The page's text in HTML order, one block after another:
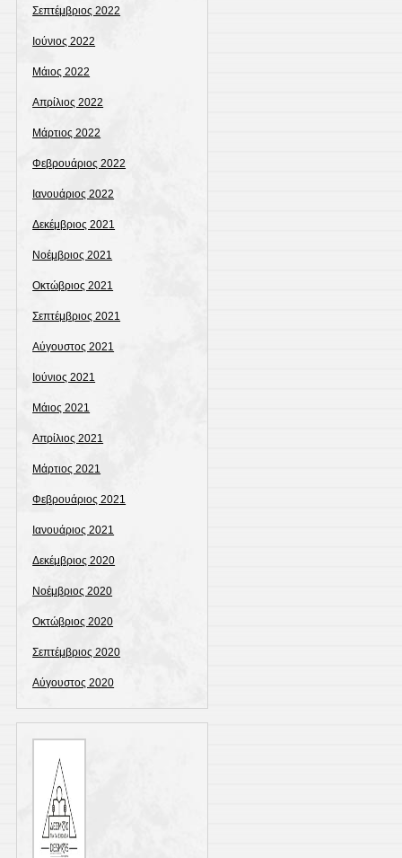
Σεπτέμβριος 2022
Ιούνιος 2022
Μάιος 2022
Απρίλιος 2022
Μάρτιος 2022
Φεβρουάριος 2022
Ιανουάριος 2022
Δεκέμβριος 2021
Νοέμβριος 2021
Οκτώβριος 2021
Σεπτέμβριος 2021
Αύγουστος 2021
Ιούνιος 2021
Μάιος 2021
Απρίλιος 2021
Μάρτιος 2021
Φεβρουάριος 2021
Ιανουάριος 2021
Δεκέμβριος 2020
Νοέμβριος 2020
Οκτώβριος 2020
Σεπτέμβριος 2020
Αύγουστος 2020